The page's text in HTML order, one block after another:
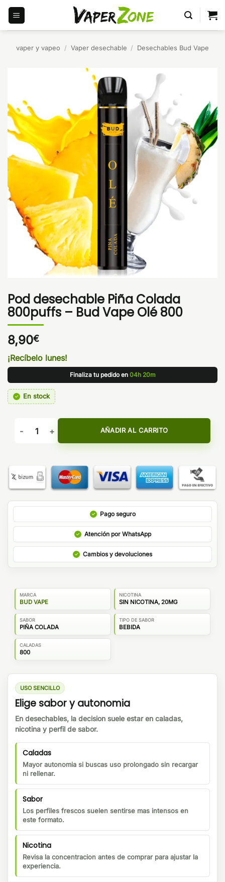
Saltar
contenido
vaper y vapeo / Vaper desechable / Desechables Bud Vape
Pod desechable Piña Colada
800puffs – Bud Vape Olé 800
8,90€
¡Recíbelo lunes!
Finaliza tu pedido en 04h 20m
En stock
Pod desechable Piña Colada 800puffs - Bud Vape Olé 800
AÑADIR AL CARRITO
Pago seguro
Atención por WhatsApp
Cambios y devoluciones
MARCA
BUD VAPE
NICOTINA
SIN NICOTINA, 20MG
SABOR
PIÑA COLADA
TIPO DE SABOR
BEBIDA
CALADAS
800
USO SENCILLO
Elige sabor y autonomia
En desechables, la decision suele estar en caladas,
nicotina y perfil de sabor.
Caladas
Mayor autonomia si buscas uso prolongado sin recargar
ni rellenar.
Sabor
Los perfiles frescos suelen sentirse mas intensos en
este formato.
Nicotina
Revisa la concentracion antes de comprar para ajustar la
experiencia.